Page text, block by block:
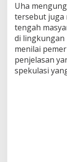
Uha
tersebut juga
tengah
di lingkungan
menilai
penjelasan
spekulasi